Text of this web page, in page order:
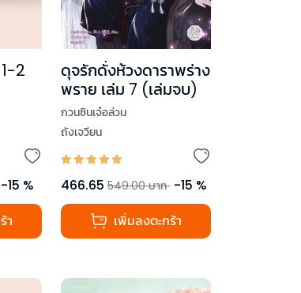
2
-15 %
า
ดุจรักดั่งห้วงดาราพร่าง
พราย เล่ม 7 (เล่มจบ)
กวนซินเจ๋อล่วน
ถังเจวียน
466.65 549.00 บาท -15 %
เพิ่มลงตะกร้า